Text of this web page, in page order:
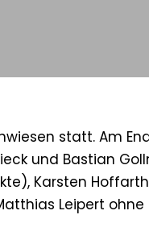
statt. Am
und Bastian
Karsten
Leipert